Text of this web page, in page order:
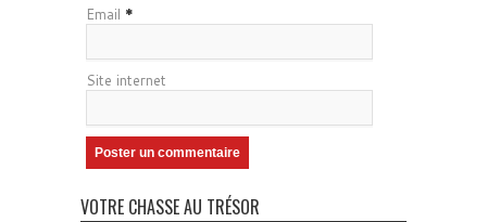
Email *
Site internet
VOTRE CHASSE AU TRÉSOR